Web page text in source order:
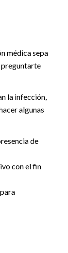
médica sepa
preguntarte
la infección,
algunas
de
con el fin